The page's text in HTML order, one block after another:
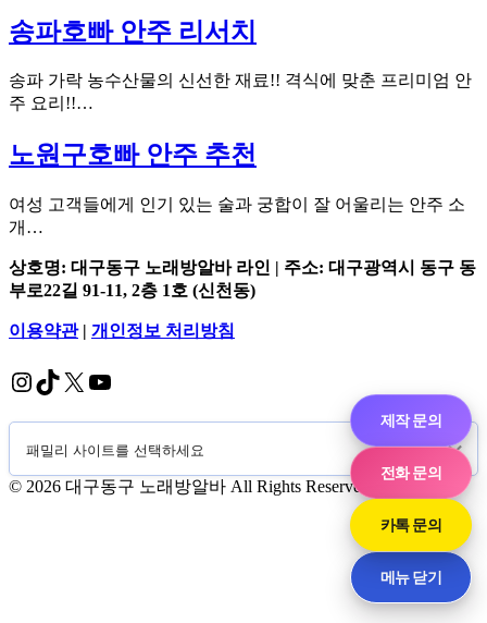
송파호빠 안주 리서치
송파 가락 농수산물의 신선한 재료!! 격식에 맞춘 프리미엄 안
주 요리!!…
노원구호빠 안주 추천
여성 고객들에게 인기 있는 술과 궁합이 잘 어울리는 안주 소
개…
상호명: 대구동구 노래방알바 라인 | 주소: 대구광역시 동구 동
부로22길 91-11, 2층 1호 (신천동)
이용약관| 개인정보 처리방침
Instagram
TikTok
X YouTube
© 2026 대구동구 노래방알바 All Rights Reserved.
제작 문의
전화 문의
카톡 문의
메뉴 닫기